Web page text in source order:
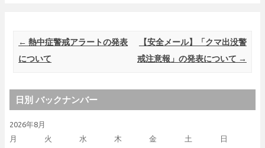
Post navigation
← 熱中症警戒アラートの発表
について
【安全メール】「クマ出没警
戒注意報」の発表について →
日別 バックナンバー
2026年8月
月
火 水 木 金 土 日